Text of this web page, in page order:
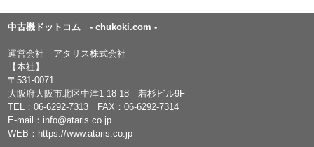
中古機ドットコム - chukoki.com -
運営会社 アタリス株式会社
【本社】
〒531-0071
大阪府大阪市北区中津1-18-18 若杉ビル9F
TEL：06-6292-7313 FAX：06-6292-7314
E-mail： info@ataris.co.jp
WEB： https://www.ataris.co.jp